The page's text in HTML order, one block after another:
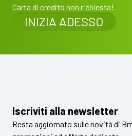
Carta di credito non richiesta!
INIZIA ADESSO
Iscriviti alla newsletter
Resta aggiornato sulle novità di